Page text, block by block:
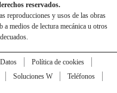
reservados.
reproducciones y usos de las obras
a medios de lectura mecánica u otros
Política de cookies
Soluciones W
Teléfonos